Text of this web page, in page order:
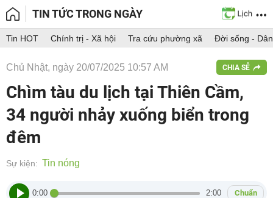
TIN TỨC TRONG NGÀY
Tin HOT Chính trị - Xã hội Tra cứu phường xã Đời sống -
Chủ Nhật, ngày 20/07/2025 10:57 AM CHIA SẺ
Chìm tàu du lịch tại Thiên Cầm,
34 người nhảy xuống biển trong
đêm
Sự kiện: Tin nóng
0:00 2:00 Chuẩn